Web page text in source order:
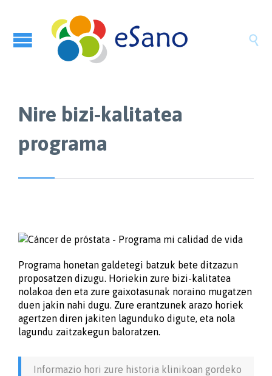

Nire bizi-kalitatea
programa
Programa honetan galdetegi batzuk bete ditzazun
proposatzen dizugu. Horiekin zure bizi-kalitatea
nolakoa den eta zure gaixotasunak noraino mugatzen
duen jakin nahi dugu. Zure erantzunek arazo horiek
agertzen diren jakiten lagunduko digute, eta nola
lagundu zaitzakegun baloratzen.
Informazio hori zure historia klinikoan gordeko